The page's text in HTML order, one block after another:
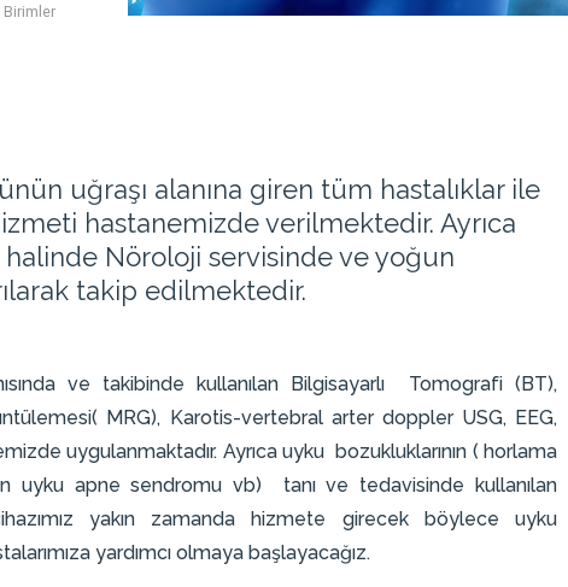
Birimler
uğraşı alanına giren tüm hastalıklar ile
hastanemizde verilmektedir. Ayrıca
Nöroloji servisinde ve yoğun
takip edilmektedir.
ve takibinde kullanılan Bilgisayarlı Tomografi (BT),
MRG), Karotis-vertebral arter doppler USG, EEG,
uygulanmaktadır. Ayrıca uyku bozukluklarının ( horlama
uyku apne sendromu vb) tanı ve tedavisinde kullanılan
yakın zamanda hizmete girecek böylece uyku
yardımcı olmaya başlayacağız.